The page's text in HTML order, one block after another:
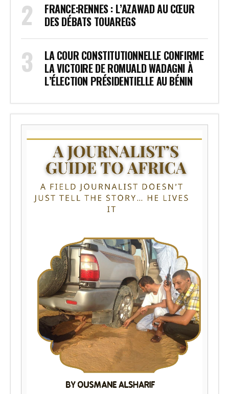
FRANCE:RENNES : L’AZAWAD AU CŒUR
DES DÉBATS TOUAREGS
LA COUR CONSTITUTIONNELLE CONFIRME
LA VICTOIRE DE ROMUALD WADAGNI À
L’ÉLECTION PRÉSIDENTIELLE AU BÉNIN